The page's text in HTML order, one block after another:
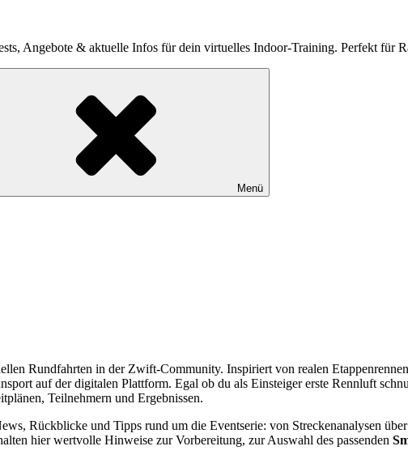
Angebote & aktuelle Infos für dein virtuelles Indoor-Training. Perfekt für
Menü
Rundfahrten in der Zwift‑Community. Inspiriert von realen
auf der digitalen Plattform. Egal ob du als Einsteiger erste Rennluft
Teilnehmern und Ergebnissen.
Rückblicke und Tipps rund um die Eventserie: von Streckenanalysen
hier wertvolle Hinweise zur Vorbereitung, zur Auswahl des passenden